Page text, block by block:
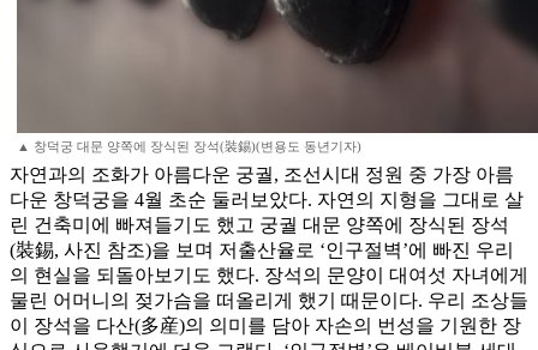
▲ 창덕궁 대문 양쪽에 장식된 장석(裝錫)(변용도 동년기자)
자연과의 조화가 아름다운 궁궐, 조선시대 정원 중 가장 아름
다운 창덕궁을 4월 초순 둘러보았다. 자연의 지형을 그대로 살
린 건축미에 빠져들기도 했고 궁궐 대문 양쪽에 장식된 장석
(裝錫, 사진 참조)을 보며 저출산율로 ‘인구절벽’에 빠진 우리
의 현실을 되돌아보기도 했다. 장석의 문양이 대여섯 자녀에게
물린 어머니의 젖가슴을 떠올리게 했기 때문이다. 우리 조상들
이 장석을 다산(多産)의 의미를 담아 자손의 번성을 기원한 장